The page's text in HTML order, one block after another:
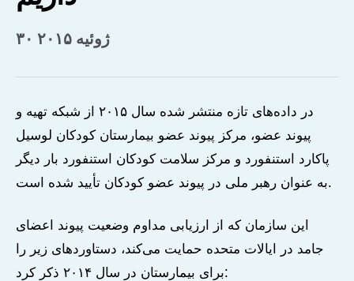
۳۰ ژوئیه ۲۰۱۵
در داده‌های تازه منتشر شده سال ۲۰۱۵ از شبکه تهیه و
پیوند عضو، مرکز پیوند عضو بیمارستان کودکان لوسیل
پاکارد استنفورد و مرکز سلامت کودکان استنفورد بار دیگر
به عنوان رهبر ملی در پیوند عضو کودکان تأیید شده است.
این سازمان که از ارزیابی مداوم وضعیت پیوند اعضای
جامد در ایالات متحده حمایت می‌کند، دستاوردهای زیر را
برای بیمارستان در سال ۲۰۱۴ ذکر کرد: